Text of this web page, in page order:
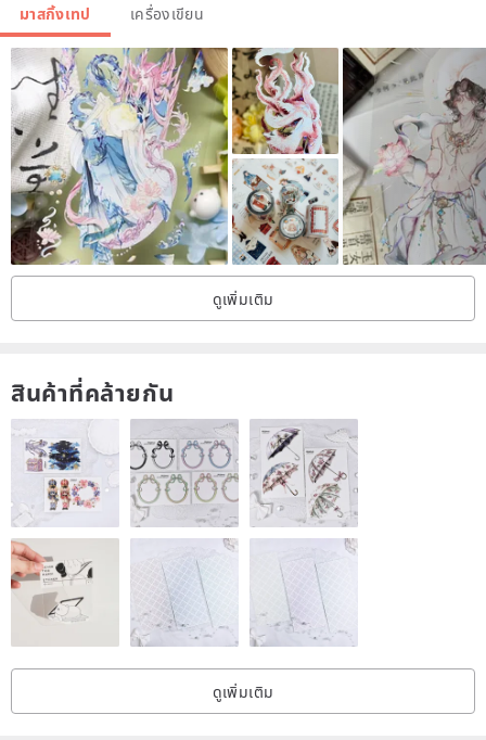
through 3 Little Meows, you can see a little bit of yourself. We enjoy
flat graphic illustrations and creating humorous four-panel comics.
Recently, we've been experimenting with short animations, finding it
quite amusing to see the cats come to life!
มาสกิ้งเทป เครื่องเขียน
ดูเพิ่มเติม
สินค้าที่คล้ายกัน
ดูเพิ่มเติม